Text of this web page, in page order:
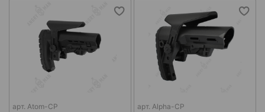
арт. Atom-CP арт. Alpha-CP